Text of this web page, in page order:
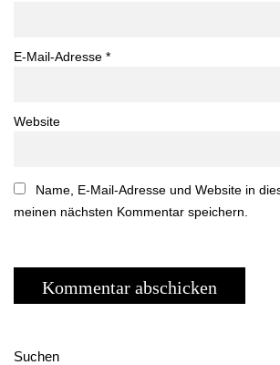
E-Mail-Adresse *
Website
Name, E-Mail-Adresse und Website in
meinen nächsten Kommentar speichern.
Suchen